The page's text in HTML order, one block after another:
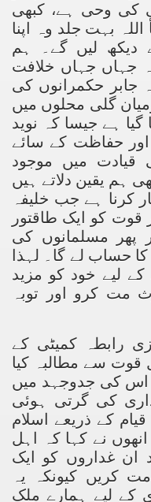
کی وحی ہے، کبھی
بہت جلد وہ اپنا
دیکھ لیں گے۔ ہم
جہاں جہاں خلافت
جابر حکمرانوں کی
گلی محلوں میں
ہے جیسا کہ نوید
حفاظت کے سائے
میں موجود
ہم یقین دلاتے ہیں
کرنا ہے جب خلیفہ
کو ایک طاقتور
پھر مسلمانوں کی
حساب لے گا۔ لہذا
لیے خود کو مزید
مت کرو اور توبہ
رابطہ کمیٹی کے
قوت سے مطالبہ کیا
اس کی جدوجہد میں
کی گرتی ہوئی
کے ذریعے اسلام
نے کہا کہ اہل
ان غداروں کو ایک
کریں کیونکہ یہ
کے لیے ہمارے ملک